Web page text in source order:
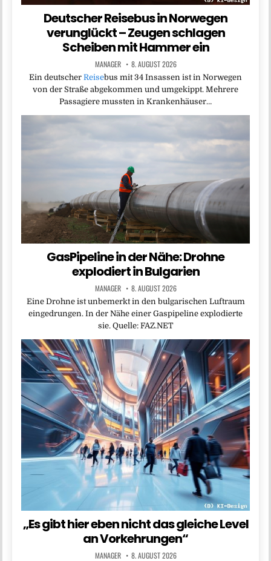
Deutscher Reisebus in Norwegen
verunglückt – Zeugen schlagen
Scheiben mit Hammer ein
MANAGER 8. AUGUST 2026
Ein deutscher Reisebus mit 34 Insassen ist in Norwegen
von der Straße abgekommen und umgekippt. Mehrere
Passagiere mussten in Krankenhäuser…
GasPipeline in der Nähe: Drohne
explodiert in Bulgarien
MANAGER 8. AUGUST 2026
Eine Drohne ist unbemerkt in den bulgarischen Luftraum
eingedrungen. In der Nähe einer Gaspipeline explodierte
sie. Quelle: FAZ.NET
„Es gibt hier eben nicht das gleiche Level
an Vorkehrungen“
MANAGER 8. AUGUST 2026